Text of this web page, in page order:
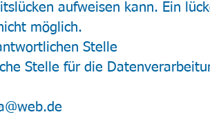
aufweisen kann. Ein
möglich.
Stelle
Stelle für die